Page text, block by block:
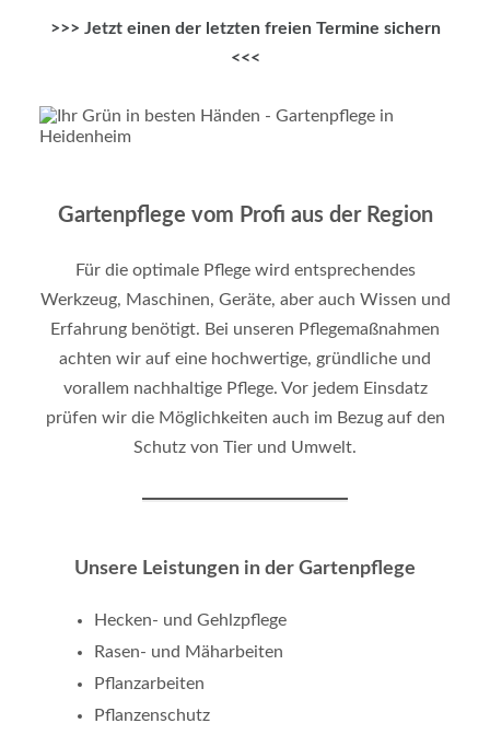
>>> Jetzt einender letzten freien Termine sichern
<<<
Gartenpflege vom Profi aus der Region
Für die optimale Pflege wird entsprechendes
Werkzeug, Maschinen, Geräte, aber auch Wissen und
Erfahrung benötigt. Bei unseren Pflegemaßnahmen
achten wir auf eine hochwertige, gründliche und
vorallem nachhaltige Pflege. Vor jedem Einsdatz
prüfen wir die Möglichkeiten auch im Bezug auf den
Schutz von Tier und Umwelt.
Unsere Leistungen in der Gartenpflege
Hecken- und Gehlzpflege
Rasen- und Mäharbeiten
Pflanzarbeiten
Pflanzenschutz